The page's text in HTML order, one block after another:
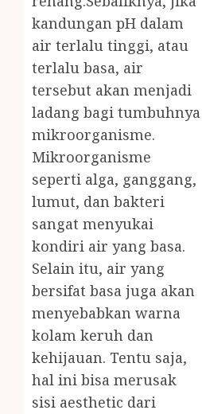
kandungan pH dalam
air terlalu tinggi, atau
terlalu basa, air
tersebut akan menjadi
ladang bagi tumbuhnya
mikroorganisme.
Mikroorganisme
seperti alga, ganggang,
lumut, dan bakteri
sangat menyukai
kondiri air yang basa.
Selain itu, air yang
bersifat basa juga akan
menyebabkan warna
kolam keruh dan
kehijauan. Tentu saja,
hal ini bisa merusak
sisi aesthetic dari